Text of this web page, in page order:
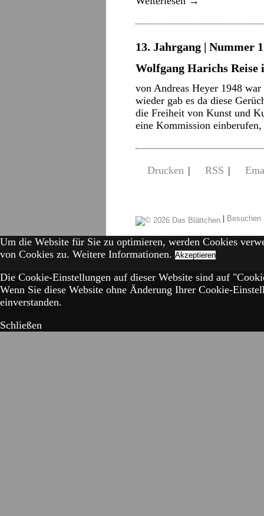
13. Jahrgang | Nummer
Wolfgang Harichs Reise
von Andreas Heyer 1948
wieder gab es da diese
die Freiheit von Kunst und
eine Kommission
Drucken | RSS |
|
Um die Website für Sie zu optimieren, werden Cookies
von Cookies zu. Weitere Informationen. Akzeptieren
Die Cookie-Einstellungen auf dieser Website sind auf
Wenn Sie diese Website ohne Änderung Ihrer Cookie-
einverstanden.
Schließen